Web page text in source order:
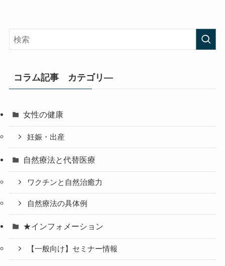
コラム記事 カテゴリ―
女性の健康
妊娠・出産
自然療法と代替医療
ワクチンと自然治癒力
自然療法の具体例
★インフォメーション
【一般向け】セミナー情報